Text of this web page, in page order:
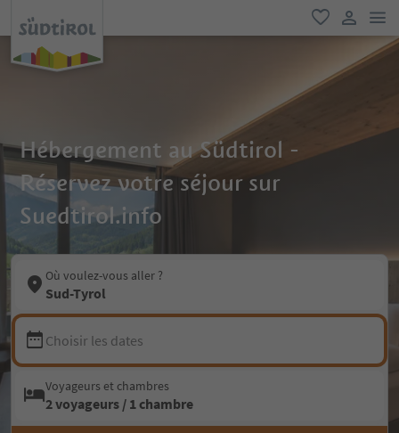
favori
lien
Hébergement au Südtirol -
Réservez votre séjour sur
Suedtirol.info
Où voulez-vous aller ?
Sud-Tyrol
Choisir les dates
Voyageurs et chambres
2 voyageurs / 1 chambre